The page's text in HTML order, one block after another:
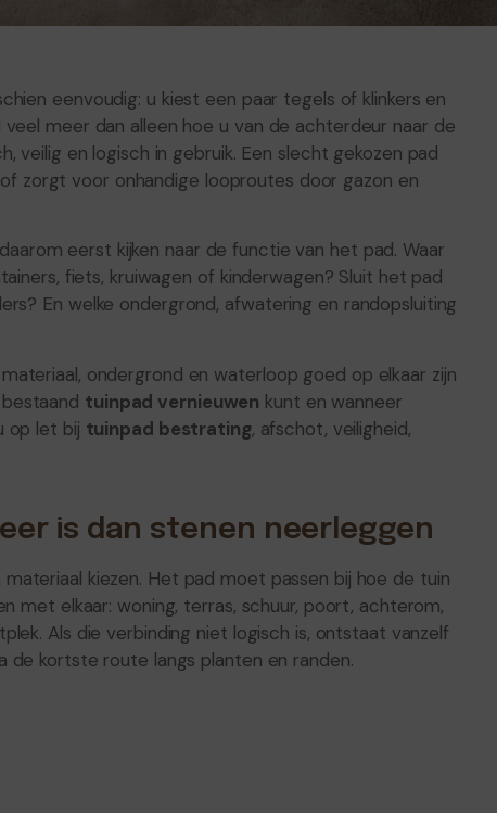
eenvoudig: u kiest een paar tegels of klinkers en
meer dan alleen hoe u van de achterdeur naar de
veilig en logisch in gebruik. Een slecht gekozen pad
zorgt voor onhandige looproutes door gazon en
eerst kijken naar de functie van het pad. Waar
fiets, kruiwagen of kinderwagen? Sluit het pad
En welke ondergrond, afwatering en randopsluiting
ondergrond en waterloop goed op elkaar zijn
tuinpad vernieuwen kunt en wanneer
op let bij tuinpad bestrating, afschot, veiligheid,
is dan stenen neerleggen
kiezen. Het pad moet passen bij hoe de tuin
met elkaar: woning, terras, schuur, poort, achterom,
Als die verbinding niet logisch is, ontstaat vanzelf
de kortste route langs planten en randen.